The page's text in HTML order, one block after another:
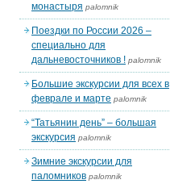
монастыря palomnik
Поездки по России 2026 –
специально для
дальневосточников ! palomnik
Большие экскурсии для всех в
феврале и марте palomnik
“Татьянин день” – большая
экскурсия palomnik
Зимние экскурсии для
паломников palomnik